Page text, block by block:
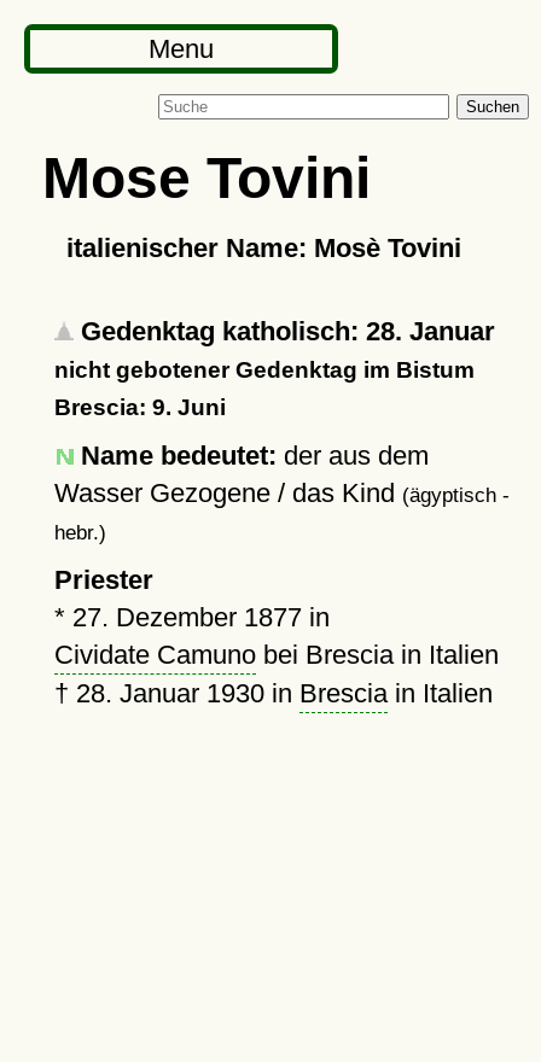
Menu
Suchen
Mose Tovini
italienischer Name: Mosè Tovini
Gedenktag katholisch: 28. Januar
nicht gebotener Gedenktag im Bistum
Brescia: 9. Juni
Name bedeutet: der aus dem
Wasser Gezogene / das Kind (ägyptisch -
hebr.)
Priester
* 27. Dezember 1877in
Cividate Camunobei Brescia in Italien
† 28. Januar 1930in Bresciain Italien